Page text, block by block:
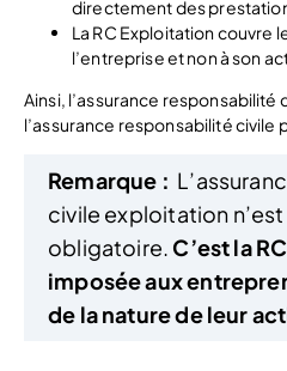
directement des
La RC Exploitation couvre
l’entreprise et non à son
Ainsi, l’assurance
l’assurance responsabilité civile
Remarque :
civile exploitation
obligatoire. C’est la
imposée aux
de la nature de leur